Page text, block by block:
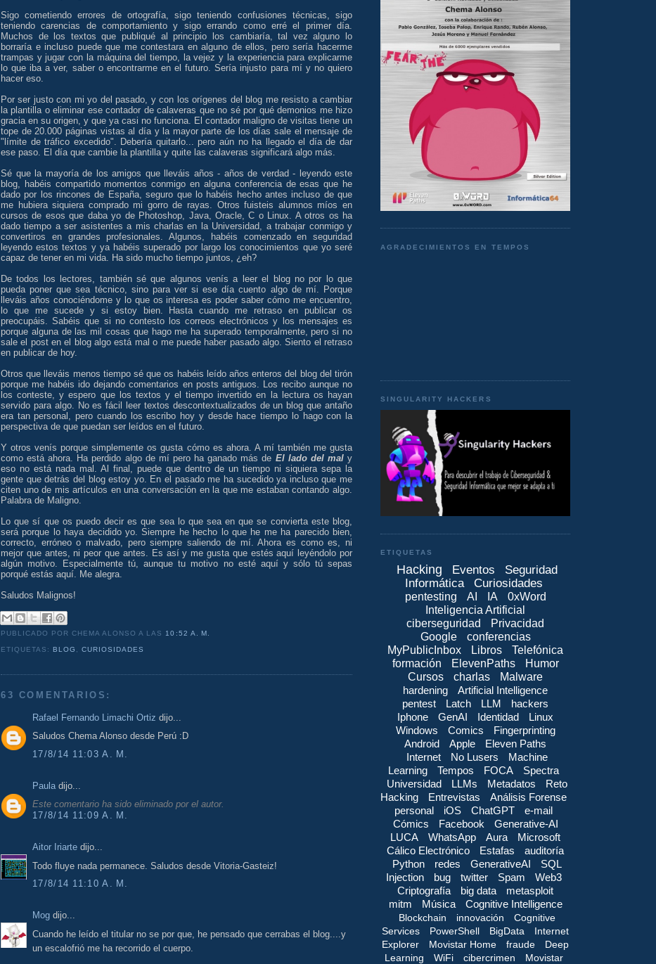
Sigo cometiendo errores de ortografía, sigo teniendo confusiones técnicas, sigo
teniendo carencias de comportamiento y sigo errando como erré el primer día.
Muchos de los textos que publiqué al principio los cambiaría, tal vez alguno lo
borraría e incluso puede que me contestara en alguno de ellos, pero sería hacerme
trampas y jugar con la máquina del tiempo, la vejez y la experiencia para explicarme
lo que iba a ver, saber o encontrarme en el futuro. Sería injusto para mí y no quiero
hacer eso.
Por ser justo con mi yo del pasado, y con los orígenes del blog me resisto a cambiar
la plantilla o eliminar ese contador de calaveras que no sé por qué demonios me hizo
gracia en su origen, y que ya casi no funciona. El contador maligno de visitas tiene un
tope de 20.000 páginas vistas al día y la mayor parte de los días sale el mensaje de
"límite de tráfico excedido". Debería quitarlo... pero aún no ha llegado el día de dar
ese paso. El día que cambie la plantilla y quite las calaveras significará algo más.
Sé que la mayoría de los amigos que lleváis años - años de verdad - leyendo este
blog, habéis compartido momentos conmigo en alguna conferencia de esas que he
dado por los rincones de España, seguro que lo habéis hecho antes incluso de que
me hubiera siquiera comprado mi gorro de rayas. Otros fuisteis alumnos míos en
cursos de esos que daba yo de Photoshop, Java, Oracle, C o Linux. A otros os ha
dado tiempo a ser asistentes a mis charlas en la Universidad, a trabajar conmigo y
convertiros en grandes profesionales. Algunos, habéis comenzado en seguridad
leyendo estos textos y ya habéis superado por largo los conocimientos que yo seré
capaz de tener en mi vida. Ha sido mucho tiempo juntos, ¿eh?
De todos los lectores, también sé que algunos venís a leer el blog no por lo que
pueda poner que sea técnico, sino para ver si ese día cuento algo de mí. Porque
lleváis años conociéndome y lo que os interesa es poder saber cómo me encuentro,
lo que me sucede y si estoy bien. Hasta cuando me retraso en publicar os
preocupáis. Sabéis que si no contesto los correos electrónicos y los mensajes es
porque alguna de las mil cosas que hago me ha superado temporalmente, pero si no
sale el post en el blog algo está mal o me puede haber pasado algo. Siento el retraso
en publicar de hoy.
Otros que lleváis menos tiempo sé que os habéis leído años enteros del blog del tirón
porque me habéis ido dejando comentarios en posts antiguos. Los recibo aunque no
los conteste, y espero que los textos y el tiempo invertido en la lectura os hayan
servido para algo. No es fácil leer textos descontextualizados de un blog que antaño
era tan personal, pero cuando los escribo hoy y desde hace tiempo lo hago con la
perspectiva de que puedan ser leídos en el futuro.
Y otros venís porque simplemente os gusta cómo es ahora. A mí también me gusta
como está ahora. Ha perdido algo de mí pero ha ganado más de El lado del maly
eso no está nada mal. Al final, puede que dentro de un tiempo ni siquiera sepa la
gente que detrás del blog estoy yo. En el pasado me ha sucedido ya incluso que me
citen uno de mis artículos en una conversación en la que me estaban contando algo.
Palabra de Maligno.
Lo que sí que os puedo decir es que sea lo que sea en que se convierta este blog,
será porque lo haya decidido yo. Siempre he hecho lo que he me ha parecido bien,
correcto, erróneo o malvado, pero siempre saliendo de mí. Ahora es como es, ni
mejor que antes, ni peor que antes. Es así y me gusta que estés aquí leyéndolo por
algún motivo. Especialmente tú, aunque tu motivo no esté aquí y sólo tú sepas
porqué estás aquí. Me alegra.
Saludos Malignos!
PUBLICADO POR CHEMA ALONSOA LAS 10:52 A. M.
ETIQUETAS: BLOG ,CURIOSIDADES
63 COMENTARIOS:
Rafael Fernando Limachi Ortiz dijo...
Saludos Chema Alonso desde Perú :D
17/8/14 11:03 A. M.
Paula dijo...
Este comentario ha sido eliminado por el autor.
17/8/14 11:09 A. M.
Aitor Iriarte dijo...
Todo fluye nada permanece. Saludos desde Vitoria-Gasteiz!
17/8/14 11:10 A. M.
Mog dijo...
Cuando he leído el titular no se por que, he pensado que cerrabas el blog....y
un escalofrió me ha recorrido el cuerpo.
AGRADECIMIENTOS EN TEMPOS
SINGULARITY HACKERS
ETIQUETAS
Hacking Eventos
Seguridad
Informática
Curiosidades
pentesting AI IA
0xWord
Inteligencia Artificial
ciberseguridad
Privacidad
Google
conferencias
MyPublicInbox
Libros
Telefónica
formación
ElevenPaths
Humor
Cursos
charlas
Malware
hardening
Artificial Intelligence
pentest
Latch LLM
hackers
Iphone
GenAI Identidad
Linux
Windows
Comics
Fingerprinting
Android
Apple
Eleven Paths
Internet
No Lusers
Machine
Learning
Tempos FOCA
Spectra
Universidad
LLMs Metadatos
Reto
Hacking
Entrevistas
Análisis Forense
personal
iOS ChatGPT
e-mail
Cómics
Facebook
Generative-AI
LUCA
WhatsApp Aura
Microsoft
Cálico Electrónico
Estafas
auditoría
Python
redes GenerativeAI
SQL
Injection
bug twitter Spam
Web3
Criptografía
big data
metasploit
mitm
Música Cognitive Intelligence
Blockchain innovación
Cognitive
Services
PowerShell BigData
Internet
Explorer
Movistar Home fraude
Deep
Learning
WiFi cibercrimen
Movistar